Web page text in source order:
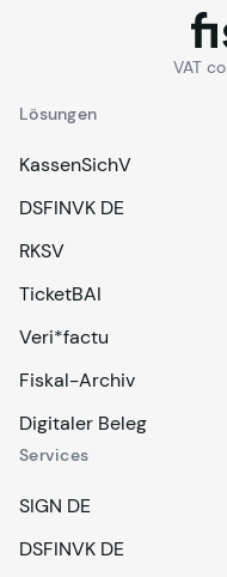
VAT
Lösungen
KassenSichV
DSFINVK DE
RKSV
TicketBAI
Veri*factu
Fiskal-Archiv
Digitaler Beleg
Services
SIGN DE
DSFINVK DE